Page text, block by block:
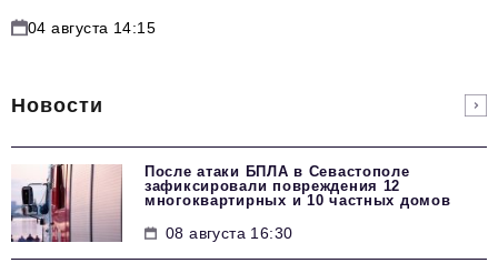
04 августа 14:15
Новости
После атаки БПЛА в Севастополе
зафиксировали повреждения 12
многоквартирных и 10 частных домов
08 августа 16:30